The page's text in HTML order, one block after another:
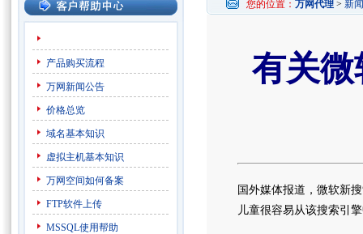
产品购买流程
万网新闻公告
价格总览
域名基本知识
虚拟主机基本知识
万网空间如何备案
FTP软件上传
MSSQL使用帮助
您的位置： 万网代理 > 新
有关
国外媒体报道，微软新
儿童很容易从该搜索引